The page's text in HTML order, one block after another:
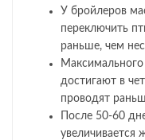
У бройлеров
переключить
раньше, чем
достигают в
проводят
После 50-60
увеличивается